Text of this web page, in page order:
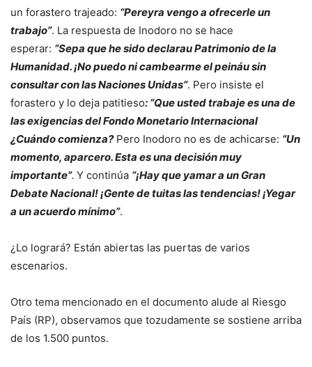
un forastero trajeado: “Pereyra vengo a ofrecerle un
trabajo”. La respuesta de Inodoro no se hace
esperar: “Sepa que he sido declarau Patrimonio de la
Humanidad. ¡No puedo ni cambearme el peináu sin
consultar con las Naciones Unidas”. Pero insiste el
forastero y lo deja patitieso: “Que usted trabaje es una de
las exigencias del Fondo Monetario Internacional
¿Cuándo comienza?Pero Inodoro no es de achicarse: “Un
momento, aparcero. Esta es una decisión muy
importante”. Y continúa “¡Hay que yamar a un Gran
Debate Nacional! ¡Gente de tuitas las tendencias! ¡Yegar
a un acuerdo mínimo”.
¿Lo logrará? Están abiertas las puertas de varios
escenarios.
Otro tema mencionado en el documento alude al Riesgo
País (RP), observamos que tozudamente se sostiene arriba
de los 1.500 puntos.